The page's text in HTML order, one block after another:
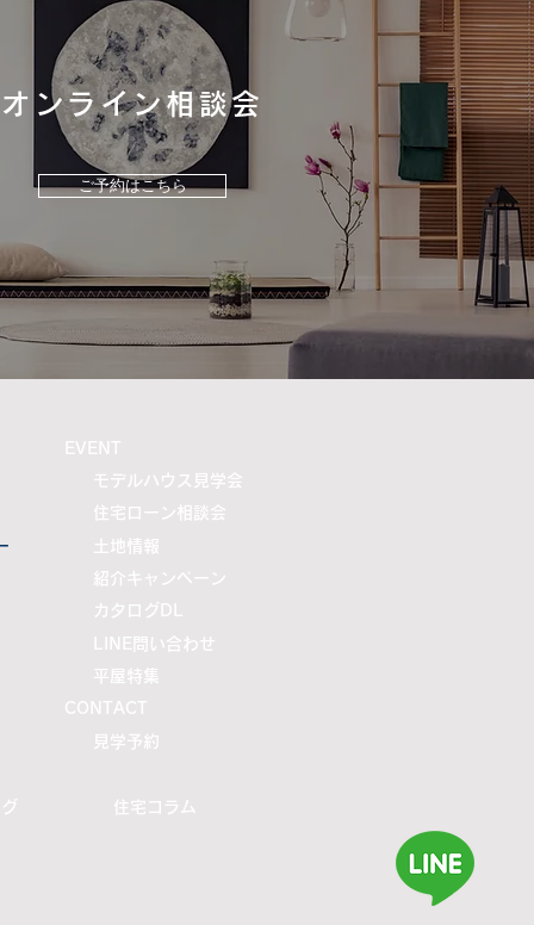
、 心よりお見舞い申し上
。 弊社では、社員、協力
安全を確保しながら これ
住まいづくりをお任せいた
OB様を 優先に安全確認、
応を順次おこなっておりま
域の工務店として、少し
様のお力になれるよう 社
力業者一同、全力で取り組
いります。 また、被災さ
様におかれましては、 罹
書の取得、被害箇所の写真
オンライン相談会
ご予約はこちら
​EVENT
モデルハウス見学会
住宅ローン相談会
土地情報
紹介キャンペーン
カタログDL
LINE問い合わせ
平屋特集
CONTACT
​見学予約
住宅コラム